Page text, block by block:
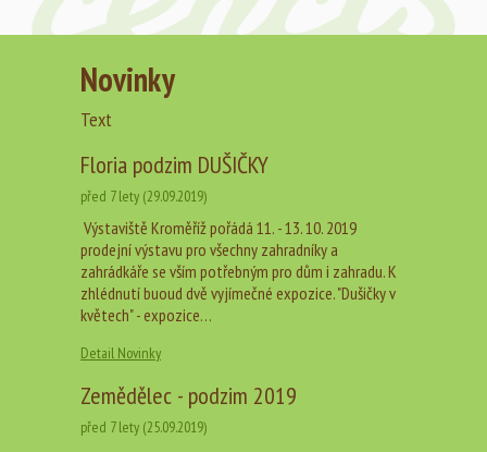
Novinky
Text
Floria podzim DUŠIČKY
před 7 lety (29.09.2019)
Výstaviště Kroměříž pořádá 11. - 13. 10. 2019
prodejní výstavu pro všechny zahradníky a
zahrádkáře se vším potřebným pro dům i zahradu. K
zhlédnutí buoud dvě vyjímečné expozice. "Dušičky v
květech" - expozice…
Detail Novinky
Zemědělec - podzim 2019
před 7 lety (25.09.2019)